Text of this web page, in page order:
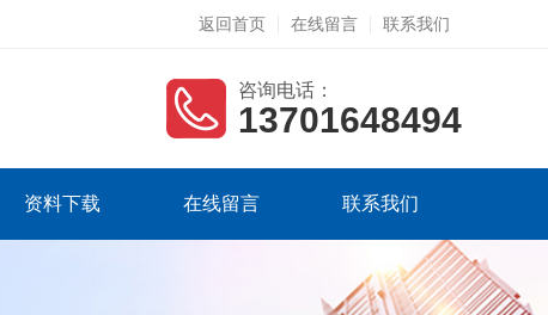
返回首页 在线留言 联系我们
咨询电话：
13701648494
资料下载 在线留言 联系我们